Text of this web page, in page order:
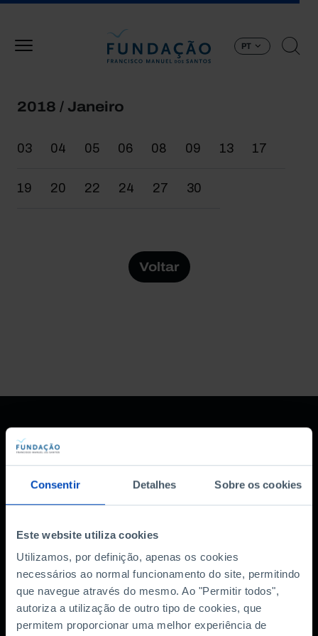
Consentir Detalhes Sobre os cookies
Este website utiliza cookies
Utilizamos, por definição, apenas os cookies
necessários ao normal funcionamento do site, permitindo
que navegue através do mesmo. Ao "Permitir todos",
autoriza a utilização de outro tipo de cookies, que
permitem proporcionar uma melhor experiência de
PT
2018 / Janeiro
03 04 05 06 08 09 13 17
19 20 22 24 27 30
Voltar
da Fundação
MANTENHA-SE A PAR